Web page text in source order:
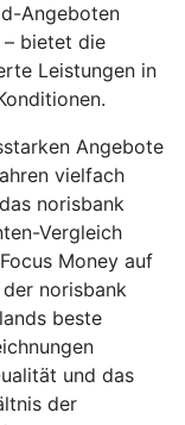
Angeboten
– bietet die
Leistungen in
Angebote
vielfach
norisbank
Vergleich
Money auf
norisbank
beste
und das
der